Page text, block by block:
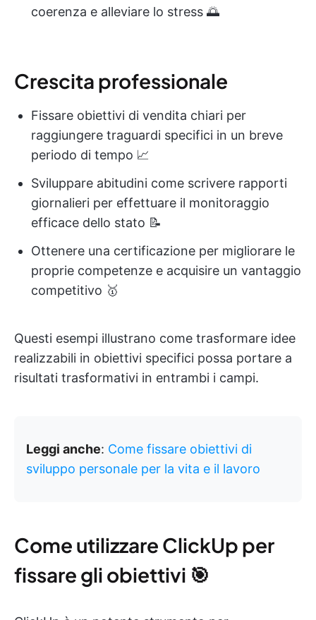
coerenza e alleviare lo stress 🌅
Crescita professionale
Fissare obiettivi di vendita chiari per
raggiungere traguardi specifici in un breve
periodo di tempo 📈
Sviluppare abitudini come scrivere rapporti
giornalieri per effettuare il monitoraggio
efficace dello stato 📝
Ottenere una certificazione per migliorare le
proprie competenze e acquisire un vantaggio
competitivo 🥇
Questi esempi illustrano come trasformare idee
realizzabili in obiettivi specifici possa portare a
risultati trasformativi in entrambi i campi.
Leggi anche: Come fissare obiettivi di
sviluppo personale per la vita e il lavoro
Come utilizzare ClickUp per
fissare gli obiettivi 🎯